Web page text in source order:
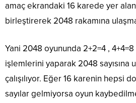
amaç ekrandaki 16 karede yer
birleştirerek 2048 rakamına
Yani 2048 oyununda 2+2=4 ,
işlemlerini yaparak 2048 sayısına
çalışılıyor. Eğer 16 karenin hepsi
sayılar gelmiyorsa oyun